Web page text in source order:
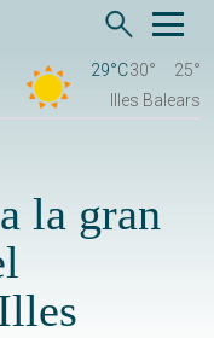
29°C30°
25°
Illes Balears
la gran